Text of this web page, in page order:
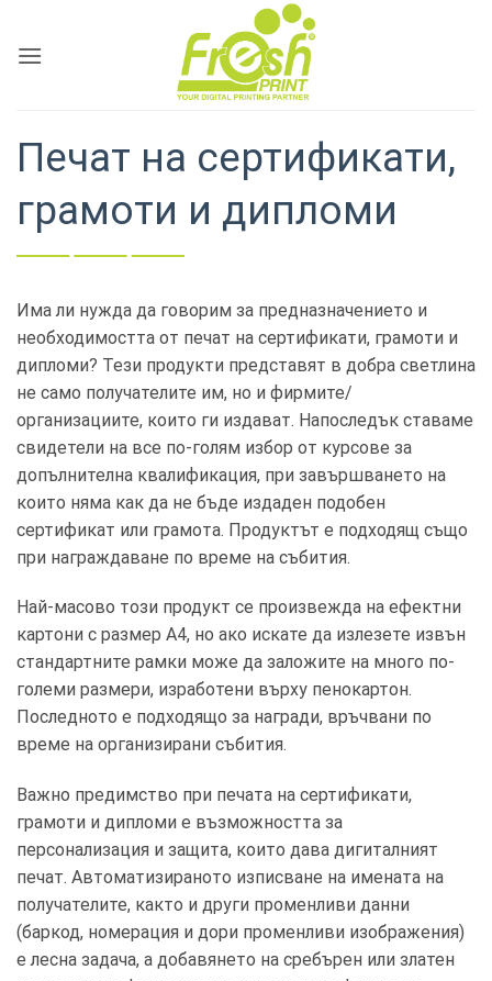
content
Печат на сертификати,
грамоти и дипломи
Има ли нужда да говорим за предназначението и
необходимостта от печат на сертификати, грамоти и
дипломи? Тези продукти представят в добра светлина
не само получателите им, но и фирмите/
организациите, които ги издават. Напоследък ставаме
свидетели на все по-голям избор от курсове за
допълнителна квалификация, при завършването на
които няма как да не бъде издаден подобен
сертификат или грамота. Продуктът е подходящ също
при награждаване по време на събития.
Най-масово този продукт се произвежда на ефектни
картони с размер А4, но ако искате да излезете извън
стандартните рамки може да заложите на много по-
големи размери, изработени върху пенокартон.
Последното е подходящо за награди, връчвани по
време на организирани събития.
Важно предимство при печата на сертификати,
грамоти и дипломи е възможността за
персонализация и защита, които дава дигиталният
печат. Автоматизираното изписване на имената на
получателите, както и други променливи данни
(баркод, номерация и дори променливи изображения)
е лесна задача, а добавянето на сребърен или златен